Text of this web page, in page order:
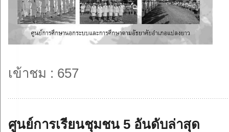
เข้าชม : 657
ศูนย์การเรียนชุมชน 5 อันดับล่าสุด